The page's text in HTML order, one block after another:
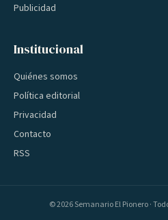
Publicidad
Institucional
Quiénes somos
Política editorial
Privacidad
Contacto
RSS
©2026Semanario El Pionero ·